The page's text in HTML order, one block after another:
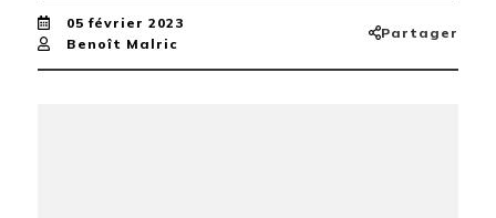
05 février 2023
Benoît Malric
Partager